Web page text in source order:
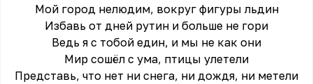
Мой город нелюдим, вокруг фигуры льдин
Избавь от дней рутин и больше не гори
Ведь я с тобой един, и мы не как они
Мир сошёл с ума, птицы улетели
Представь, что нет ни снега, ни дождя, ни метели